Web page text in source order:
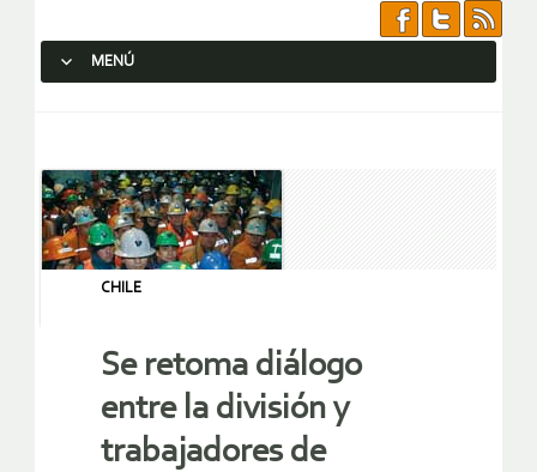
MENÚ
CHILE
Se retoma diálogo
entre la división y
trabajadores de